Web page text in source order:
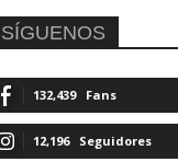
SÍGUENOS
132,439 Fans
12,196 Seguidores